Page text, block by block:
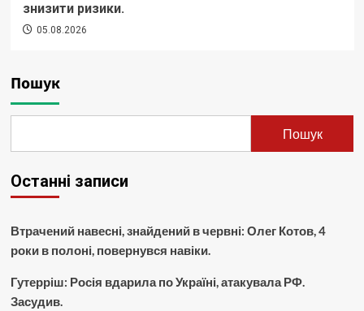
знизити ризики.
05.08.2026
Пошук
Пошук
Останні записи
Втрачений навесні, знайдений в червні: Олег Котов, 4
роки в полоні, повернувся навіки.
Гутерріш: Росія вдарила по Україні, атакувала РФ.
Засудив.